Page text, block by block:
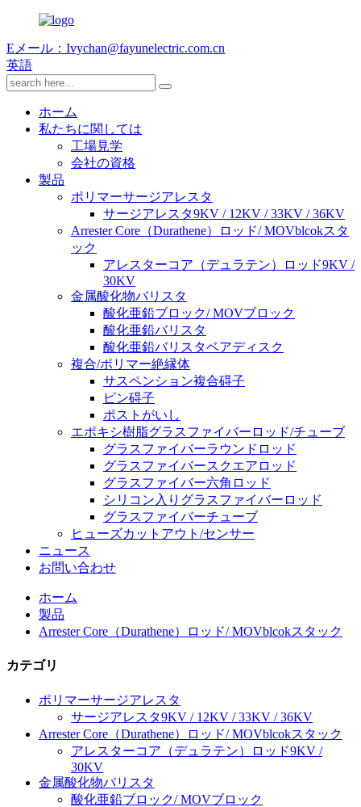
Eメール：Ivychan@fayunelectric.com.cn
英語
ホーム
私たちに関しては
工場見学
会社の資格
製品
ポリマーサージアレスタ
サージアレスタ9KV / 12KV / 33KV / 36KV
Arrester Core（Durathene）ロッド/ MOVblcokスタ
ック
アレスターコア（デュラテン）ロッド9KV /
30KV
金属酸化物バリスタ
酸化亜鉛ブロック/ MOVブロック
酸化亜鉛バリスタ
酸化亜鉛バリスタベアディスク
複合/ポリマー絶縁体
サスペンション複合碍子
ピン碍子
ポストがいし
エポキシ樹脂グラスファイバーロッド/チューブ
グラスファイバーラウンドロッド
グラスファイバースクエアロッド
グラスファイバー六角ロッド
シリコン入りグラスファイバーロッド
グラスファイバーチューブ
ヒューズカットアウト/センサー
ニュース
お問い合わせ
ホーム
製品
Arrester Core（Durathene）ロッド/ MOVblcokスタック
カテゴリ
ポリマーサージアレスタ
サージアレスタ9KV / 12KV / 33KV / 36KV
Arrester Core（Durathene）ロッド/ MOVblcokスタック
アレスターコア（デュラテン）ロッド9KV /
30KV
金属酸化物バリスタ
酸化亜鉛ブロック/ MOVブロック